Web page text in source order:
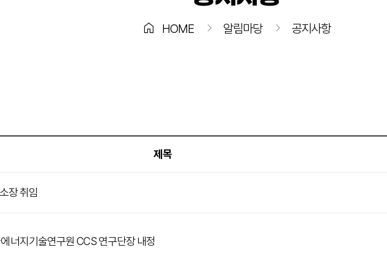
home HOME chevron_right 알림마당 chevron_right 공지사항
제목
장 취임
너지기술연구원 CCS 연구단장 내정